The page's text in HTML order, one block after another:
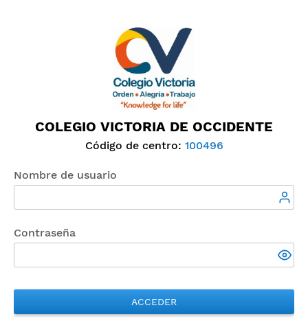
COLEGIO VICTORIA DE OCCIDENTE
Código de centro: 100496
Nombre de usuario
Contraseña
ACCEDER